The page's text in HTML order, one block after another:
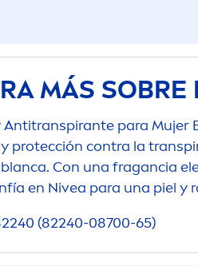
MÁS SOBRE
Antitranspirante para Mujer
protección contra la
Con una fragancia
en Nivea para una piel y
(82240-08700-65)